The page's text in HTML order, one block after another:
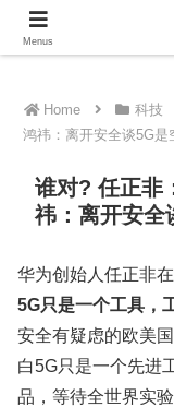
Home 科技
鸿祎：离开安全谈5G是
谁对? 任正非
祎：离开安全
华为创始人任正非
5G只是一个工具，
安全有疑虑的欧美
白5G只是一个先进
品，等待全世界实
Menus